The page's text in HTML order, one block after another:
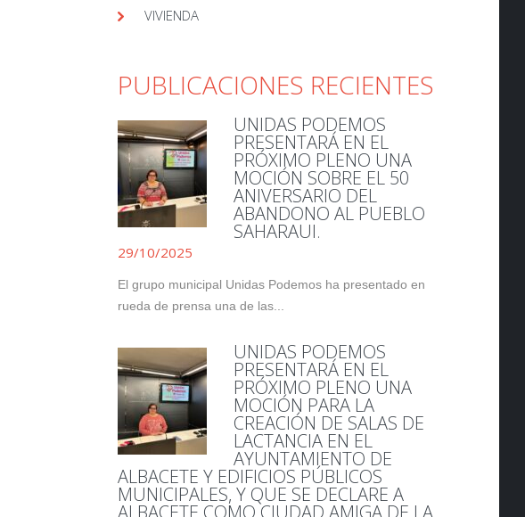
VIVIENDA
PUBLICACIONES RECIENTES
UNIDAS PODEMOS
PRESENTARÁ EN EL
PRÓXIMO PLENO UNA
MOCIÓN SOBRE EL 50
ANIVERSARIO DEL
ABANDONO AL PUEBLO
SAHARAUI.
29/10/2025
El grupo municipal Unidas Podemos ha presentado en
rueda de prensa una de las...
UNIDAS PODEMOS
PRESENTARÁ EN EL
PRÓXIMO PLENO UNA
MOCIÓN PARA LA
CREACIÓN DE SALAS DE
LACTANCIA EN EL
AYUNTAMIENTO DE
ALBACETE Y EDIFICIOS PÚBLICOS
MUNICIPALES, Y QUE SE DECLARE A
ALBACETE COMO CIUDAD AMIGA DE LA